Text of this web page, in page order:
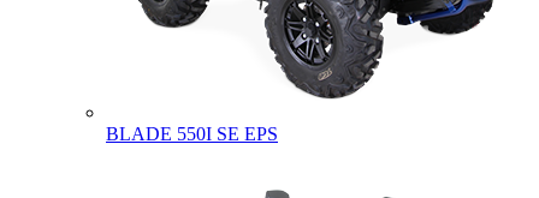
BLADE 550I SE EPS